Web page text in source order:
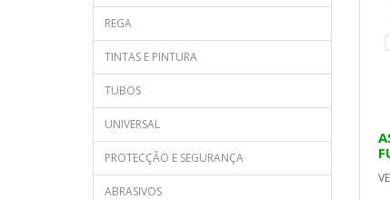
REGA
TINTAS E PINTURA
TUBOS
UNIVERSAL
PROTECÇÃO E SEGURANÇA
ABRASIVOS